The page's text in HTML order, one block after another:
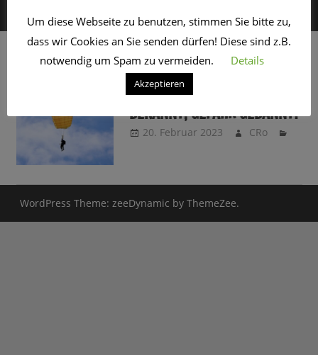
MENÜ
SCHLAGWORT:TEMPORÄR
LEBENSRISIKO – KONZEPT
BEKANNT, GEFAHR GEBANNT?
20. Februar 2023 CRo
WordPress Theme: zeeDynamic by ThemeZee.
Um diese Webseite zu benutzen, stimmen Sie bitte zu,
dass wir Cookies an Sie senden dürfen! Diese sind z.B.
notwendig um Spam zu vermeiden.
Details
Akzeptieren